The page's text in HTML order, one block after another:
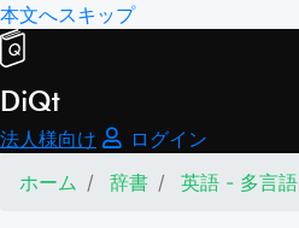
本文へスキップ
DiQt
法人様向け
ログイン
ホーム
辞書 英語 - 多言語